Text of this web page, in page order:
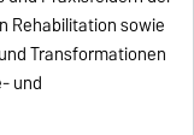
Rehabilitation sowie
Transformationen
und